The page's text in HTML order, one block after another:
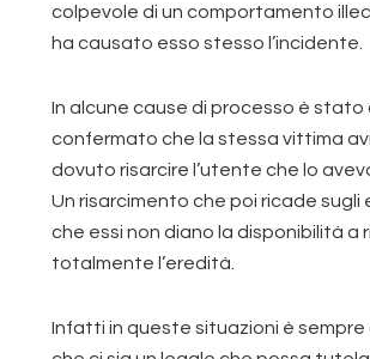
colpevole di un comportamento
ha causato esso stesso l’incidente.
In alcune cause di processo è
confermato che la stessa vittima
dovuto risarcire l’utente che lo
Un risarcimento che poi ricade sugli
che essi non diano la disponibilità a
totalmente l’eredità.
Infatti in queste situazioni è